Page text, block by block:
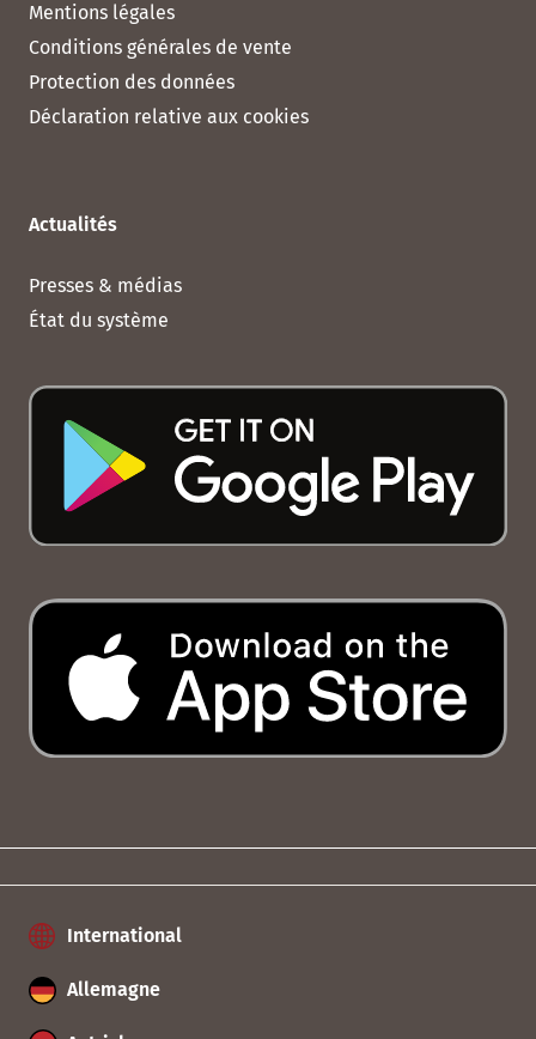
Mentions légales
Conditions générales de vente
Protection des données
Déclaration relative aux cookies
Actualités
Presses & médias
État du système
International
Allemagne